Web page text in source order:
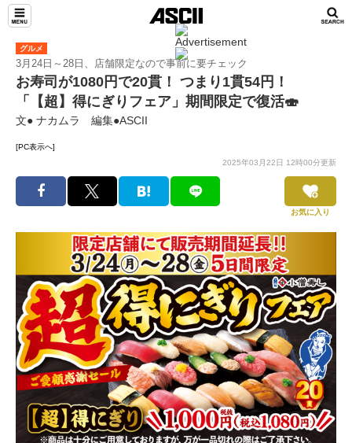
グルメ
3月24日～28日、店舗限定なので事前に要チェック
お寿司が1080円で20貫！ つまり1貫54円！
「【超】得にぎりフェア」期間限定で復活🍣
文● ナカムラ 編集●ASCII
[PC表示へ]
2025年03月22日 12時00分更新
お気に入り